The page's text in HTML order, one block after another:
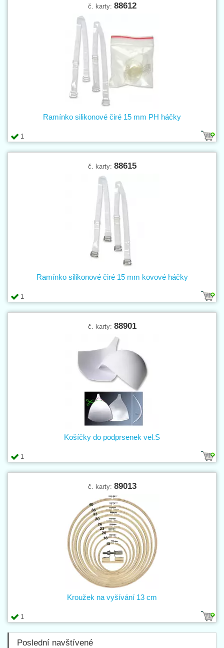
č. karty: 88612
1
Ramínko silikonové čiré 15 mm PH háčky
č. karty: 88615
1
Ramínko silikonové čiré 15 mm kovové háčky
č. karty: 88901
1
Košíčky do podprsenek vel.S
č. karty: 89013
1
Kroužek na vyšívání 13 cm
Poslední navštívené